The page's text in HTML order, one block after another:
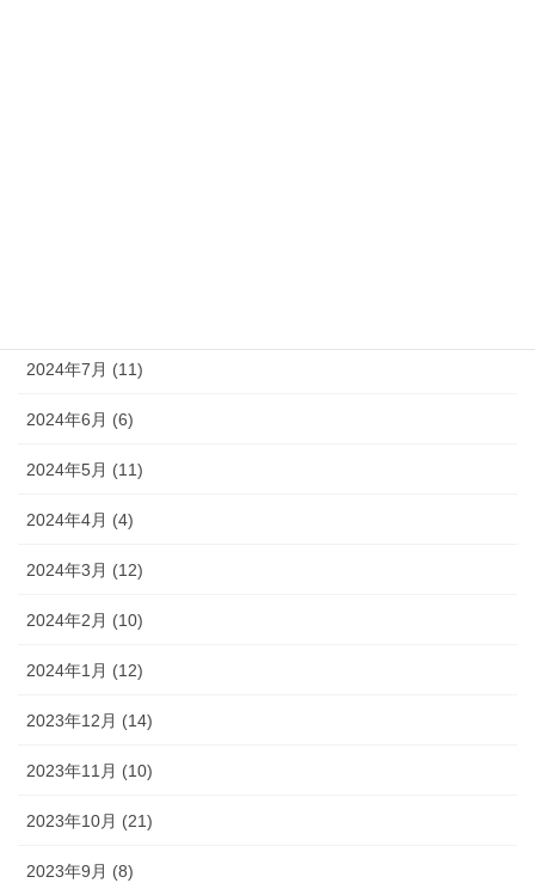
2024年7月 (11)
2024年6月 (6)
2024年5月 (11)
2024年4月 (4)
2024年3月 (12)
2024年2月 (10)
2024年1月 (12)
2023年12月 (14)
2023年11月 (10)
2023年10月 (21)
2023年9月 (8)